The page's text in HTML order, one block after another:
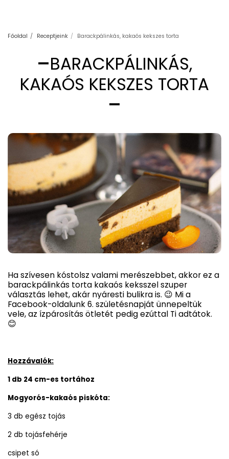
Főoldal Receptjeink Barackpálinkás, kakaós kekszes torta
BARACKPÁLINKÁS,
KAKAÓS KEKSZES TORTA
Ha szívesen kóstolsz valami merészebbet, akkor ez a
barackpálinkás torta kakaós keksszel szuper
választás lehet, akár nyáresti bulikra is. 😉 Mi a
Facebook-oldalunk 6. születésnapját ünnepeltük
vele, az ízpárosítás ötletét pedig ezúttal Ti adtátok.
😊
Hozzávalók:
1 db 24 cm-es tortához
Mogyorós-kakaós piskóta:
3 db egész tojás
2 db tojásfehérje
csipet só